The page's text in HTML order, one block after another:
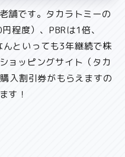
舗です。タカラトミーの
程度）、PBRは1倍、
んといっても3年継続で株
ョッピングサイト（タカ
入割引券がもらえますの
す！